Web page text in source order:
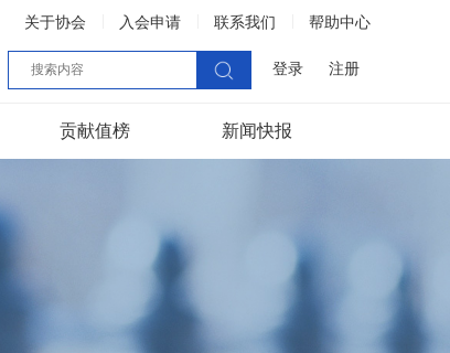
关于协会 入会申请 联系我们 帮助中心
登录 注册
贡献值榜 新闻快报